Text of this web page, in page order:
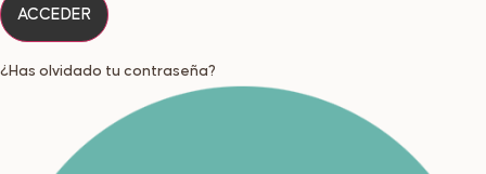
¿Has olvidado tu contraseña?